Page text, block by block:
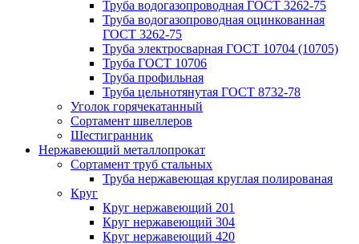
Труба водогазопроводная ГОСТ 3262-75
Труба водогазопроводная оцинкованная
ГОСТ 3262-75
Труба электросварная ГОСТ 10704 (10705)
Труба ГОСТ 10706
Труба профильная
Труба цельнотянутая ГОСТ 8732-78
Уголок горячекатанный
Сортамент швеллеров
Шестигранник
Нержавеющий металлопрокат
Сортамент труб стальных
Труба нержавеющая круглая полированая
Круг
Круг нержавеющий 201
Круг нержавеющий 304
Круг нержавеющий 420